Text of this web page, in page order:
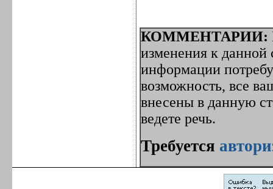
КОММЕНТАРИИ:
изменения к данной
информации
возможность, все
внесены в данную
ведете речь.
Требуется